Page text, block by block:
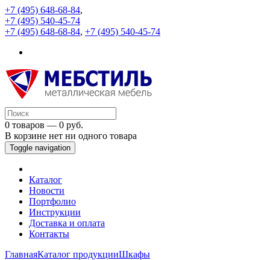
+7 (495) 648-68-84,
+7 (495) 540-45-74
+7 (495) 648-68-84, +7 (495) 540-45-74
0 товаров — 0 руб.
В корзине нет ни одного товара
Toggle navigation
Каталог
Новости
Портфолио
Инструкции
Доставка и оплата
Контакты
ГлавнаяКаталог продукцииШкафы